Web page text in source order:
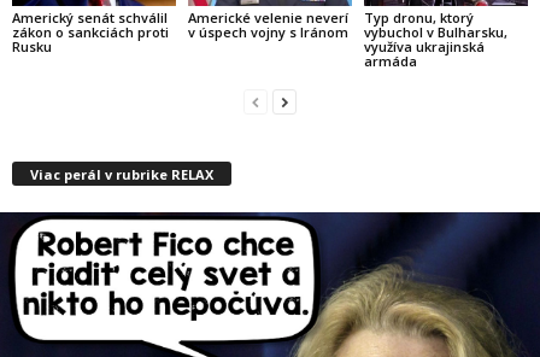
Americký senát schválil
zákon o sankciách proti
Rusku
Americké velenie neverí
v úspech vojny s Iránom
Typ dronu, ktorý
vybuchol v Bulharsku,
využíva ukrajinská
armáda
Viac perál v rubrike RELAX